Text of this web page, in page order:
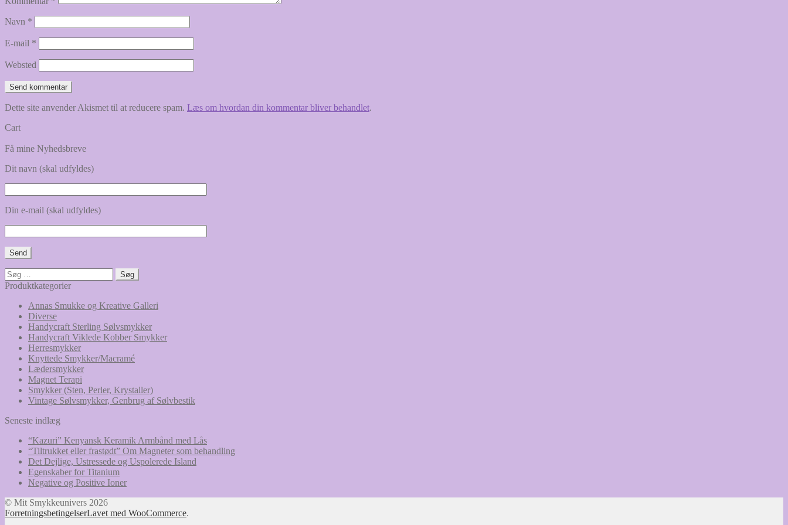
Navn *
E-mail *
Websted
Dette site anvender Akismet til at reducere spam. Læs om hvordan din kommentar bliver behandlet.
Cart
Få mine Nyhedsbreve
Dit navn (skal udfyldes)
Din e-mail (skal udfyldes)
Søg
efter:
Produktkategorier
Annas Smukke og Kreative Galleri
Diverse
Handycraft Sterling Sølvsmykker
Handycraft Viklede Kobber Smykker
Herresmykker
Knyttede Smykker/Macramé
Lædersmykker
Magnet Terapi
Smykker (Sten, Perler, Krystaller)
Vintage Sølvsmykker, Genbrug af Sølvbestik
Seneste indlæg
“Kazuri” Kenyansk Keramik Armbånd med Lås
“Tiltrukket eller frastødt” Om Magneter som behandling
Det Dejlige, Ustressede og Uspolerede Island
Egenskaber for Titanium
Negative og Positive Ioner
© Mit Smykkeunivers 2026
ForretningsbetingelserLavet med WooCommerce.